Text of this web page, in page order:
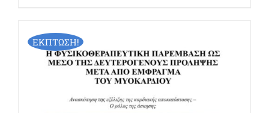
ΕΚΠΤΩΣΗ!